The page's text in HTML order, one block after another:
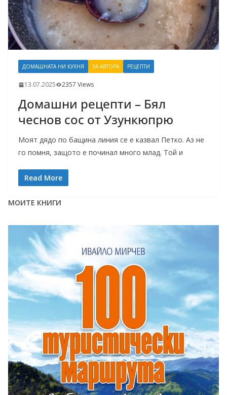
ДОМАШНАТА НИ КУХНЯ ЗА АВТОРА РЕЦЕПТИ
13.07.2025 2357 Views
Домашни рецепти – Бял
чеснов сос от Узункюпрю
Моят дядо по бащина линия се е казвал Петко. Аз не
го помня, защото е починал много млад. Той и
Read More
МОИТЕ КНИГИ